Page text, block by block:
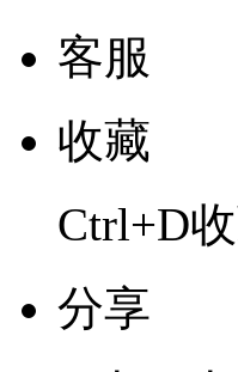
客服
收藏
Ctrl+D
分享